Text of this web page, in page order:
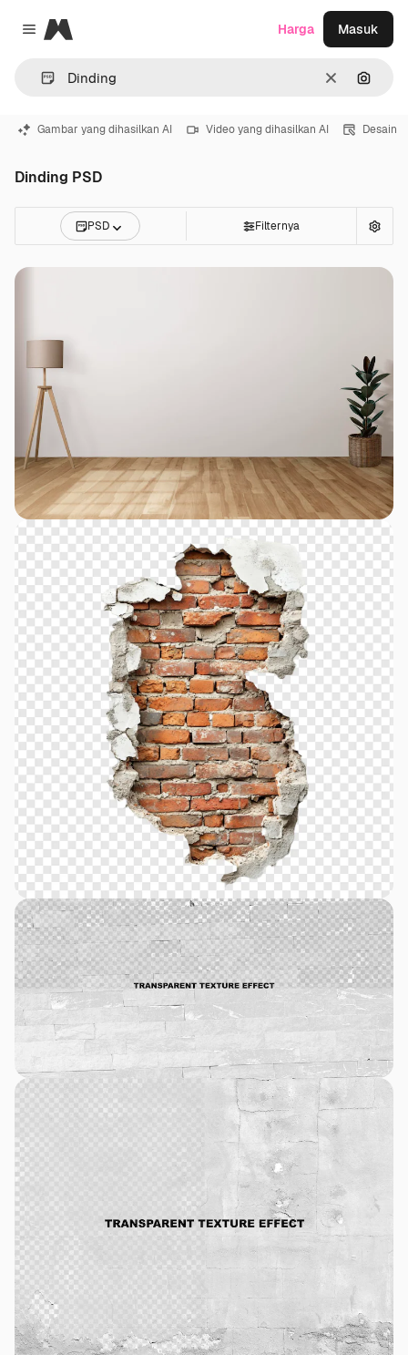
Close menu
Magnific
Jernih
Harga Masuk
Gambar yang dihasilkan AI Video yang dihasilkan AI Desain
Dinding PSD
PSD Filternya